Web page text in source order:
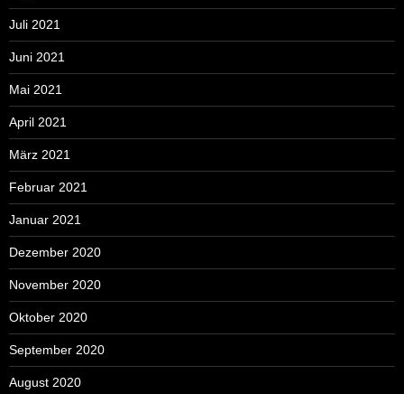
Juli 2021
Juni 2021
Mai 2021
April 2021
März 2021
Februar 2021
Januar 2021
Dezember 2020
November 2020
Oktober 2020
September 2020
August 2020